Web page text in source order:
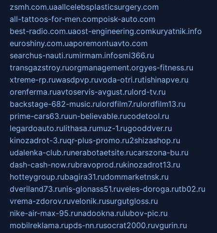
zsmh.com.uaallcelebsplasticsurgery.com
all-tattoos-for-men.compoisk-auto.com
best-radio.com.uaost-engineering.comkuryatnik.info
euroshiny.com.uaporemontuavto.com
searchus-nauti.rumirmam.infosmi366.ru
transgazstroy.ruorgmanagement.orgyes-fitness.ru
xtreme-rp.ruwasdpvp.ruvoda-otri.rutishinapve.ru
orenferma.ruavtoservis-avgust.rulord-tv.ru
backstage-682-music.rulordfilm7.rulordfilm13.ru
prime-cars63.ruun-believable.rucodetool.ru
legardoauto.rulithasa.rumuz-1.rugooddver.ru
kinozadrot-3.ruqr-plus-promo.ru2shizashop.ru
udalenka-club.runerabotaetsite.rucarszona-bu.ru
dash-cash-now.rubravoprod.rukinozadrot13.ru
hotteygroup.rubagira31.rudommarketnsk.ru
dveriland73.runis-glonass51.ruveles-doroga.rutb02.ru
vrema-zdorov.ruvelonik.rusurgutgloss.ru
nike-air-max-95.runadookna.rulubov-pic.ru
mobilreklama.rupds-nn.rusocrat2000.ruvgurin.ru